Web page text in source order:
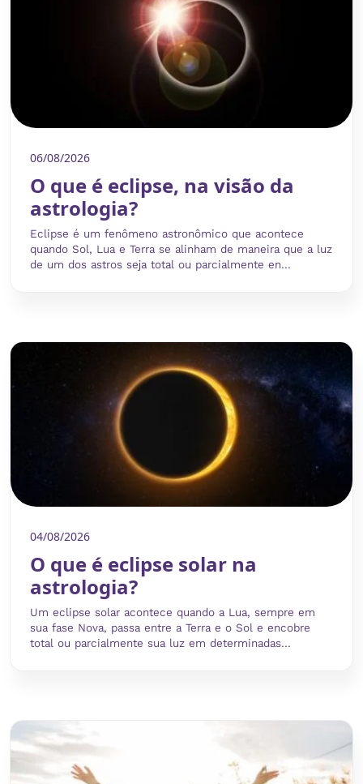
06/08/2026
O que é eclipse, na visão da
astrologia?
Eclipse é um fenômeno astronômico que acontece
quando Sol, Lua e Terra se alinham de maneira que a luz
de um dos astros seja total ou parcialmente en...
04/08/2026
O que é eclipse solar na
astrologia?
Um eclipse solar acontece quando a Lua, sempre em
sua fase Nova, passa entre a Terra e o Sol e encobre
total ou parcialmente sua luz em determinadas...